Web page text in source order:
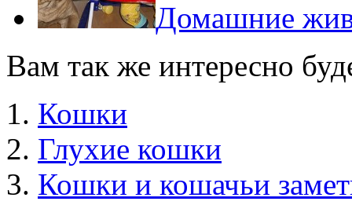
Домашние
Вам так же интересно
Кошки
Глухие кошки
Кошки и кошачьи